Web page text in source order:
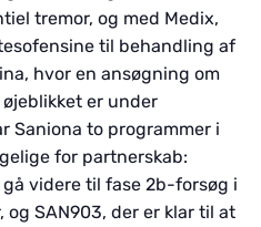
tremor, og med Medix,
til behandling af
hvor en ansøgning om
er under
Saniona to programmer i
for partnerskab:
videre til fase 2b-forsøg i
SAN903, der er klar til at